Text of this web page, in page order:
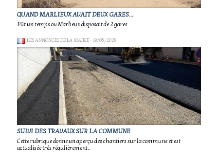
QUAND MARLIEUX AVAIT DEUX GARES...
Fût un temps ou Marlieux disposait de 2 gares....
LES ANNONCES DE LA MAIRIE- 19/05/2026
SUIVI DES TRAVAUX SUR LA COMMUNE
Cette rubrique donne un aperçu des chantiers sur la commune et est
actualisée très régulièrement..